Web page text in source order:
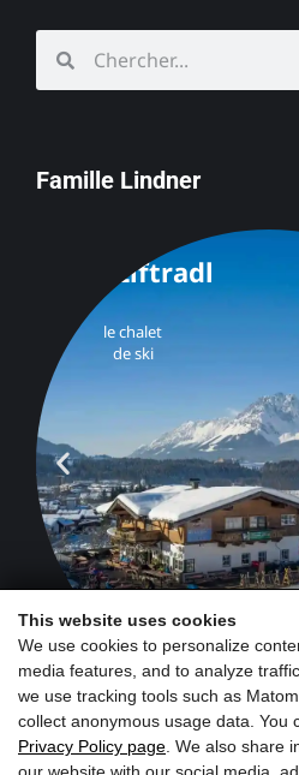
This website uses cookies
We use cookies to personalize
media features, and to analyze
we use tracking tools such as
collect anonymous usage data. You
Privacy Policy page . We also share
Famille Lindner